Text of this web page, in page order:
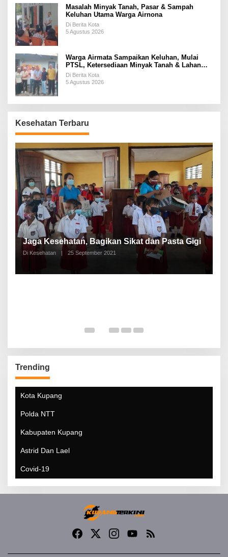
Masalah Minyak Tanah, Pasar & Sampah
Keluhan Utama Warga Airnona
Di Berita Kota
5 Agustus 2026
Warga Airmata Sampaikan Keluhan, Mulai
PTSL, Ketersediaan Minyak Tanah & Lahan
Pemakaman
Di Berita Kota
5 Agustus 2026
Kesehatan Terbaru
Jaga Kesehatan, Bagikan Sikat dan Pasta Gigi
Di Kesehatan 25 September 2021
Trending
Kota Kupang
Polda NTT
Kabupaten Kupang
Astrid Dan Lael
Covid-19